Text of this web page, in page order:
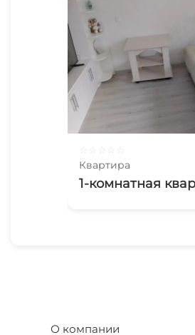
Квартира
1-комнатная
О компании